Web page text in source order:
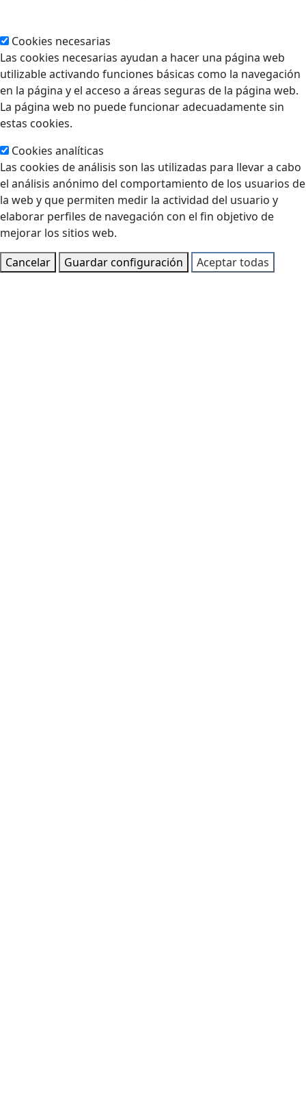
Cookies necesarias
Las cookies necesarias ayudan a hacer una página web
utilizable activando funciones básicas como la navegación
en la página y el acceso a áreas seguras de la página web.
La página web no puede funcionar adecuadamente sin
estas cookies.
Cookies analíticas
Las cookies de análisis son las utilizadas para llevar a cabo
el análisis anónimo del comportamiento de los usuarios de
la web y que permiten medir la actividad del usuario y
elaborar perfiles de navegación con el fin objetivo de
mejorar los sitios web.
Cancelar
Guardar configuración Aceptar todas